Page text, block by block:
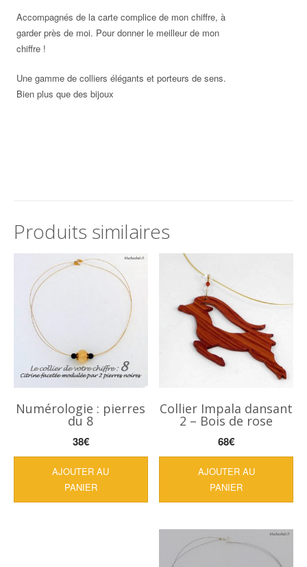
Accompagnés de la carte complice de mon chiffre, à
garder près de moi. Pour donner le meilleur de mon
chiffre !
Une gamme de colliers élégants et porteurs de sens.
Bien plus que des bijoux
Produits similaires
Numérologie : pierres
du 8
38€
AJOUTER AU
PANIER
Collier Impala dansant
2 – Bois de rose
68€
AJOUTER AU
PANIER